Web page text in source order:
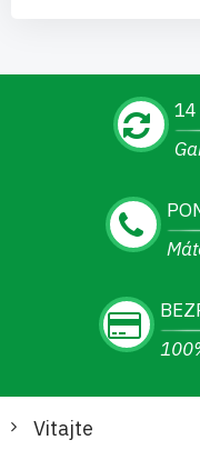
14
Vitajte